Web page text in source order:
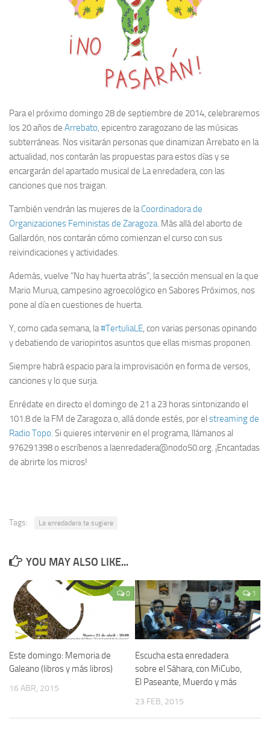
Para el próximo domingo 28 de septiembre de 2014, celebraremos
los 20 años de Arrebato, epicentro zaragozano de las músicas
subterráneas. Nos visitarán personas que dinamizan Arrebato en la
actualidad, nos contarán las propuestas para estos días y se
encargarán del apartado musical de La enredadera, con las
canciones que nos traigan.
También vendrán las mujeres de laCoordinadora de
Organizaciones Feministas de Zaragoza. Más allá del aborto de
Gallardón, nos contarán cómo comienzan el curso con sus
reivindicaciones y actividades.
Además, vuelve “No hay huerta atrás”, la sección mensual en la que
Mario Murua, campesino agroecológico en Sabores Próximos, nos
pone al día en cuestiones de huerta.
Y, como cada semana, la#TertuliaLE, con varias personas opinando
y debatiendo de variopintos asuntos que ellas mismas proponen.
Siempre habrá espacio para la improvisación en forma de versos,
canciones y lo que surja.
Enrédate en directo el domingo de 21 a 23 horas sintonizando el
101.8 de la FM de Zaragoza o, allá donde estés, por el streaming de
Radio Topo. Si quieres intervenir en el programa, llámanos al
976291398 o escríbenos a laenredadera@nodo50.org. ¡Encantadas
de abrirte los micros!
Tags: La enredadera te sugiere
YOU MAY ALSO LIKE...
0
Este domingo: Memoria de
Galeano (libros y más libros)
16 ABR, 2015
1
Escucha esta enredadera
sobre el Sáhara, con MiCubo,
El Paseante, Muerdo y más
23 FEB, 2015